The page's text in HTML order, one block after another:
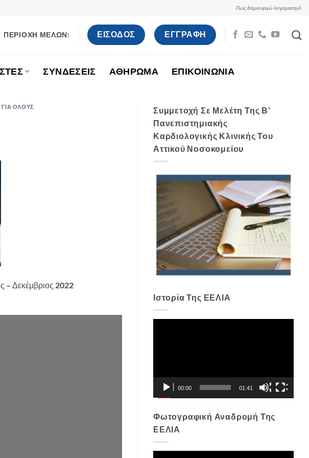
Πως δημιουργώ λογαριασμό
ΠΕΡΙΟΧΗ ΜΕΛΩΝ: ΕΙΣΟΔΟΣ ΕΓΓΡΑΦΗ
ΣΥΝΔΕΣΕΙΣ ΑΘΗΡΩΜΑ ΕΠΙΚΟΙΝΩΝΙΑ
ΓΙΑ ΟΛΟΥΣ
– Δεκέμβριος 2022
Συμμετοχή Σε Μελέτη Της Β’
Πανεπιστημιακής
Καρδιολογικής Κλινικής Του
Αττικού Νοσοκομείου
Ιστορία Της ΕΕΛΙΑ
00:00 01:41
Φωτογραφική Αναδρομή Της
ΕΕΛΙΑ